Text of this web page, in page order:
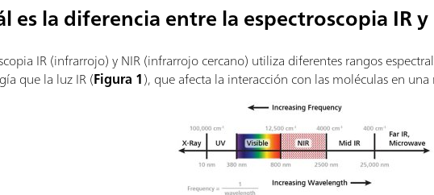
es la diferencia entre la espectroscopia IR
IR (infrarrojo) y NIR (infrarrojo cercano) utiliza diferentes rangos
que la luz IR (Figura 1), que afecta la interacción con las moléculas en una